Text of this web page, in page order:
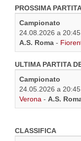
PROSSIMA
Campionato
24.08.2026 a 20:45
A.S. Roma -
ULTIMA PARTITA
Campionato
24.05.2026 a 20:45
Verona - A.S.
CLASSIFICA